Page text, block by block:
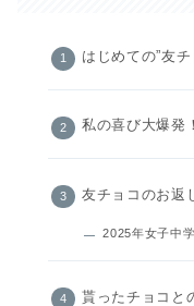
はじめての”友チ
私の喜び大爆発！
友チョコのお返
2025年女子中
貰ったチョコと